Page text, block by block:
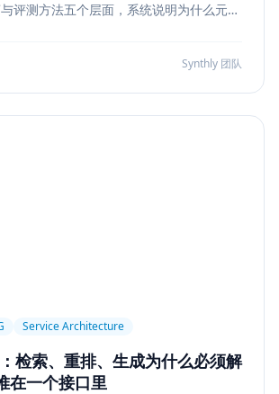
评测方法五个层面，系统说明为什么元数
Synthly 团队
Service Architecture
检索、重排、生成为什么必须解
在一个接口里